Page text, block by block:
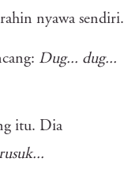
nyawa sendiri.
Dug... dug...
itu. Dia